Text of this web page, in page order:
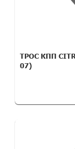
ТРОС КПП
07)